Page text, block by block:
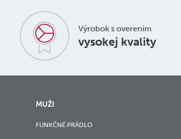
Výrobok s overením
vysokej kvality
MUŽI
FUNKČNÉ PRÁDLO